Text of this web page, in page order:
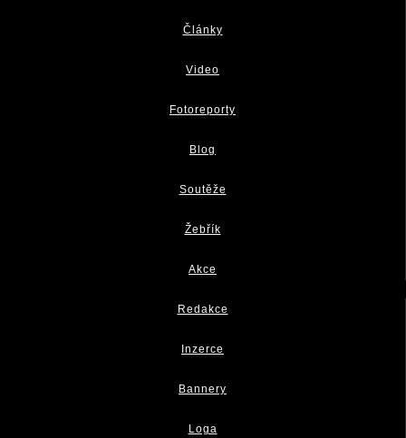
Články
Video
Fotoreporty
Blog
Soutěže
Žebřík
Akce
Redakce
Inzerce
Bannery
Loga